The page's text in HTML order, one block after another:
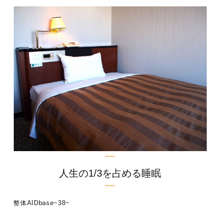
人生の1/3を占める睡眠
整体AIDbase~38~